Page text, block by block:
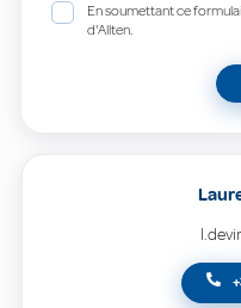
En soumettant ce
d'Allten.